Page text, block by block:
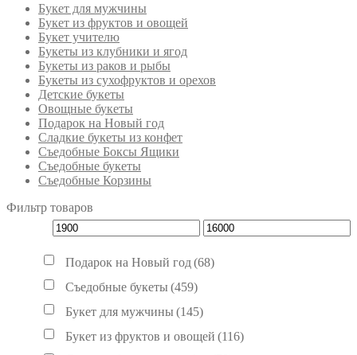
Букет для мужчины
Букет из фруктов и овощей
Букет учителю
Букеты из клубники и ягод
Букеты из раков и рыбы
Букеты из сухофруктов и орехов
Детские букеты
Овощные букеты
Подарок на Новый год
Сладкие букеты из конфет
Съедобные Боксы Ящики
Съедобные букеты
Съедобные Корзины
Фильтр товаров
Подарок на Новый год(68)
Съедобные букеты (459)
Букет для мужчины (145)
Букет из фруктов и овощей (116)